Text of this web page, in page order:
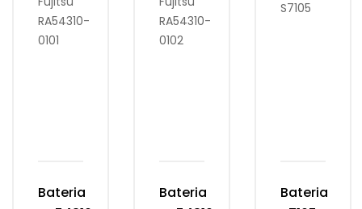
Bateria
Bateria
Bateria